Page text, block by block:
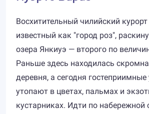
Восхитительный чилийский
известный как "город роз",
озера Янкиуэ — второго по
Раньше здесь находилась
деревня, а сегодня гостеприимные
утопают в цветах, пальмах и
кустарниках. Идти по набережной